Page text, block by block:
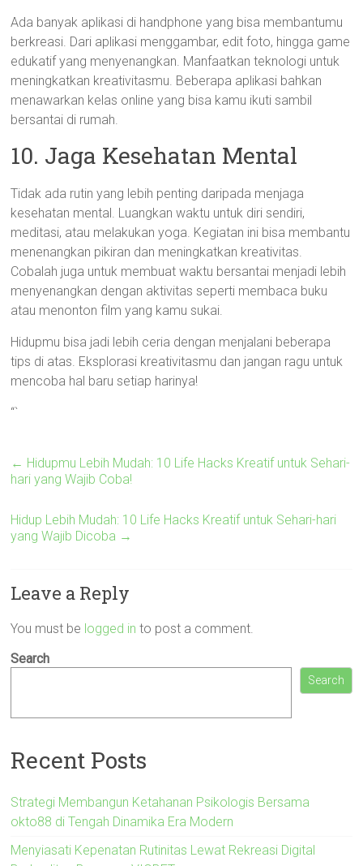
Ada banyak aplikasi di handphone yang bisa membantumu
berkreasi. Dari aplikasi menggambar, edit foto, hingga game
edukatif yang menyenangkan. Manfaatkan teknologi untuk
meningkatkan kreativitasmu. Beberapa aplikasi bahkan
menawarkan kelas online yang bisa kamu ikuti sambil
bersantai di rumah.
10. Jaga Kesehatan Mental
Tidak ada rutin yang lebih penting daripada menjaga
kesehatan mental. Luangkan waktu untuk diri sendiri,
meditasi, atau melakukan yoga. Kegiatan ini bisa membantu
menenangkan pikiran dan meningkatkan kreativitas.
Cobalah juga untuk membuat waktu bersantai menjadi lebih
menyenangkan dengan aktivitas seperti membaca buku
atau menonton film yang kamu sukai.
Hidupmu bisa jadi lebih ceria dengan menjalani beberapa
tips di atas. Eksplorasi kreativitasmu dan jangan ragu untuk
mencoba hal baru setiap harinya!
“`
← Hidupmu Lebih Mudah: 10 Life Hacks Kreatif untuk Sehari-
hari yang Wajib Coba!
Hidup Lebih Mudah: 10 Life Hacks Kreatif untuk Sehari-hari
yang Wajib Dicoba →
Leave a Reply
You must be logged in to post a comment.
Search
Search
Recent Posts
Strategi Membangun Ketahanan Psikologis Bersama
okto88 di Tengah Dinamika Era Modern
Menyiasati Kepenatan Rutinitas Lewat Rekreasi Digital